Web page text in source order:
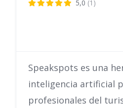
5,0 (1)
Speakspots es una
inteligencia artificial
profesionales del